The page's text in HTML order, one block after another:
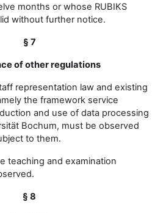
months or whose RUBIKS
without further notice.
§ 7
of other regulations
representation law and existing
the framework service
and use of data processing
Bochum, must be observed
to them.
teaching and examination
§ 8